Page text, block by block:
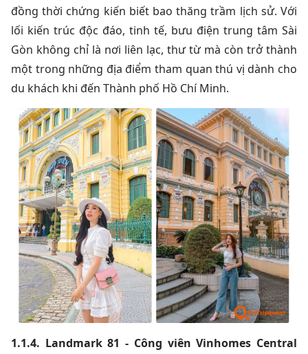
đồng thời chứng kiến biết bao thăng trầm lịch sử. Với
lối kiến trúc độc đáo, tinh tế, bưu điện trung tâm Sài
Gòn không chỉ là nơi liên lạc, thư từ mà còn trở thành
một trong những địa điểm tham quan thú vị dành cho
du khách khi đến Thành phố Hồ Chí Minh.
1.1.4. Landmark 81 - Công viên Vinhomes Central